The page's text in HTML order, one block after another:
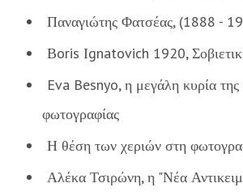
Παναγιώτης Φατσέας, (1888 -
Βoris Ιgnatovich 1920,
Eva Besnyo, η μεγάλη κυρία
φωτογραφίας
Η θέση των χεριών στη
Αλέκα Τσιρώνη, η "Νέα